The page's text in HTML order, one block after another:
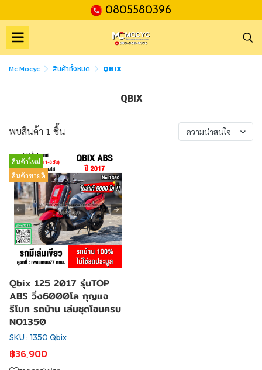
0805580396
Mc Mocyc สินค้าทั้งหมด QBIX
QBIX
พบสินค้า 1 ชิ้น ความน่าสนใจ
สินค้าใหม่
สินค้าขายดี
Qbix 125 2017 รุ่นTOP
ABS วิ่ง6000โล กุญแจ
รีโมท รถบ้าน เล่มชุดโอนครบ
NO1350
SKU : 1350 Qbix
฿36,900